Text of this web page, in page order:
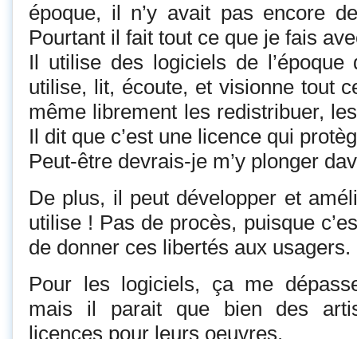
époque, il n’y avait pas encore
Pourtant il fait tout ce que je fais
Il utilise des logiciels de
utilise, lit, écoute, et visionne tout
même librement les redistribuer,
Il dit que c’est une licence qui
Peut-être devrais-je m’y plonger
De plus, il peut développer et
utilise ! Pas de procès, puisque
de donner ces libertés aux usagers.
Pour les logiciels, ça me
mais il parait que bien des
licences pour leurs oeuvres.